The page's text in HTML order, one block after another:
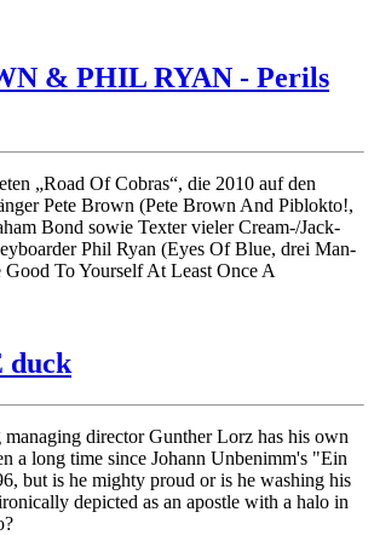
& PHIL RYAN - Perils
„Road Of Cobras“, die 2010 auf den
Pete Brown (Pete Brown And Piblokto!,
Bond sowie Texter vieler Cream-/Jack-
Phil Ryan (Eyes Of Blue, drei Man-
Good To Yourself At Least Once A
duck
director Gunther Lorz has his own
a long time since Johann Unbenimm's "Ein
but is he mighty proud or is he washing his
depicted as an apostle with a halo in